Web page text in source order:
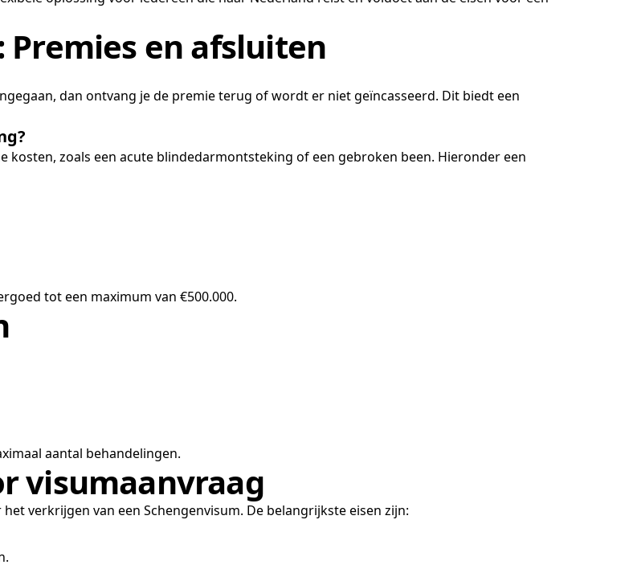
en afsluiten
dan ontvang je de premie terug of wordt er niet geïncasseerd. Dit biedt een
kosten, zoals een acute blindedarmontsteking of een gebroken been. Hieronder een
tot een maximum van €500.000.
aantal behandelingen.
visumaanvraag
verkrijgen van een Schengenvisum. De belangrijkste eisen zijn: